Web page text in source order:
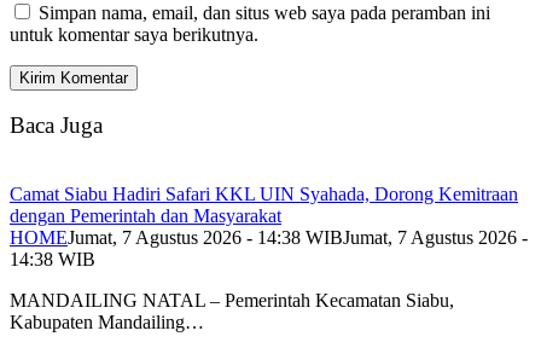
Simpan nama, email, dan situs web saya pada peramban ini
untuk komentar saya berikutnya.
Baca Juga
Camat Siabu Hadiri Safari KKL UIN Syahada, Dorong Kemitraan
dengan Pemerintah dan Masyarakat
HOMEJumat, 7 Agustus 2026 - 14:38 WIBJumat, 7 Agustus 2026 -
14:38 WIB
MANDAILING NATAL – Pemerintah Kecamatan Siabu,
Kabupaten Mandailing…